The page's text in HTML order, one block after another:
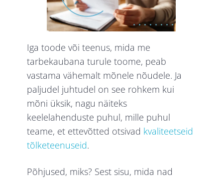
Iga toode või teenus, mida me
tarbekaubana turule toome, peab
vastama vähemalt mõnele nõudele. Ja
paljudel juhtudel on see rohkem kui
mõni üksik, nagu näiteks
keelelahenduste puhul, mille puhul
teame, et ettevõtted otsivad kvaliteetseid
tõlketeenuseid.
Põhjused, miks? Sest sisu, mida nad